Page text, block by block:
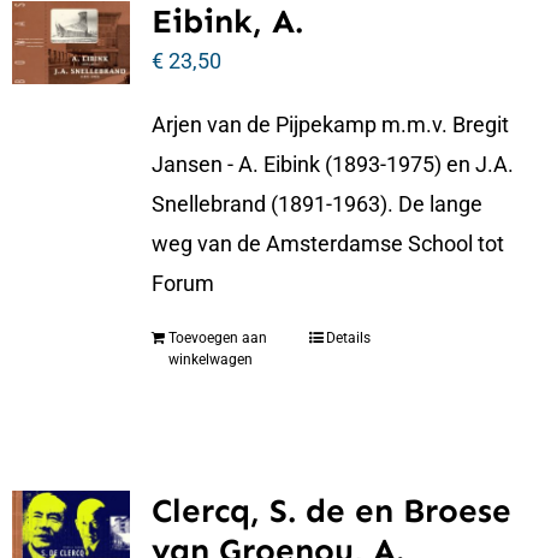
Eibink, A.
€23,50
Arjen van de Pijpekamp m.m.v. Bregit
Jansen - A. Eibink (1893-1975) en J.A.
Snellebrand (1891-1963). De lange
weg van de Amsterdamse School tot
Forum
Toevoegen aan
winkelwagen
Details
Clercq, S. de en Broese